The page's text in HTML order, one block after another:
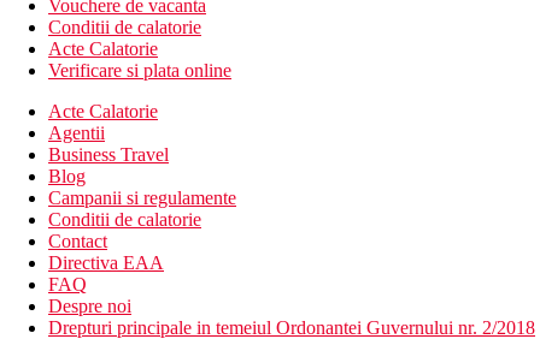
Vouchere de vacanta
Conditii de calatorie
Acte Calatorie
Verificare si plata online
Acte Calatorie
Agentii
Business Travel
Blog
Campanii si regulamente
Conditii de calatorie
Contact
Directiva EAA
FAQ
Despre noi
Drepturi principale in temeiul Ordonantei Guvernului nr. 2/2018